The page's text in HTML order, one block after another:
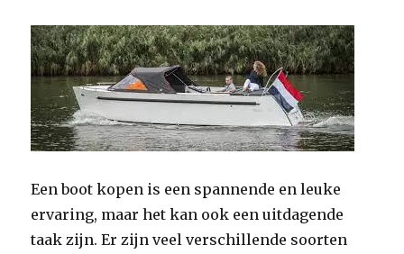
Een boot kopen is een spannende en leuke
ervaring, maar het kan ook een uitdagende
taak zijn. Er zijn veel verschillende soorten